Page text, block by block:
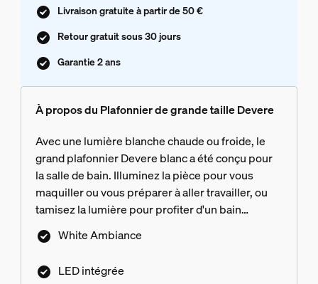
Livraison gratuite à partir de 50 €
Retour gratuit sous 30 jours
Garantie 2 ans
À propos du Plafonnier de grande taille Devere
Avec une lumière blanche chaude ou froide, le
grand plafonnier Devere blanc a été conçu pour
la salle de bain. Illuminez la pièce pour vous
maquiller ou vous préparer à aller travailler, ou
tamisez la lumière pour profiter d'un bain
vraiment relaxant.
White Ambiance
LED intégrée